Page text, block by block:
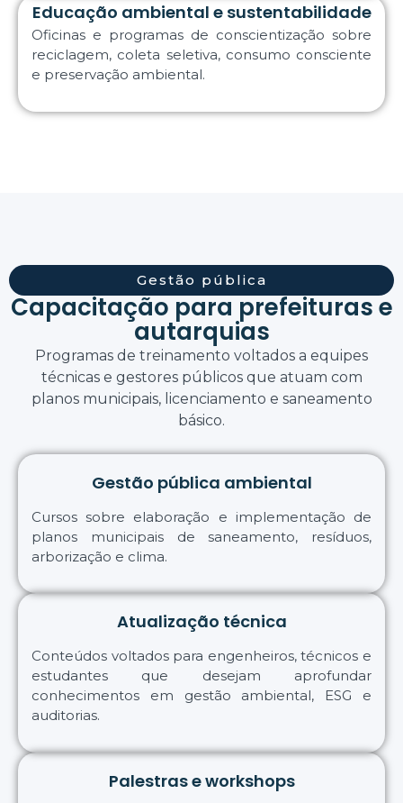
Educação ambiental e sustentabilidade
Oficinas e programas de conscientização sobre
reciclagem, coleta seletiva, consumo consciente
e preservação ambiental.
Gestão pública
Capacitação para prefeituras e
autarquias
Programas de treinamento voltados a equipes
técnicas e gestores públicos que atuam com
planos municipais, licenciamento e saneamento
básico.
Gestão pública ambiental
Cursos sobre elaboração e implementação de
planos municipais de saneamento, resíduos,
arborização e clima.
Atualização técnica
Conteúdos voltados para engenheiros, técnicos e
estudantes que desejam aprofundar
conhecimentos em gestão ambiental, ESG e
auditorias.
Palestras e workshops